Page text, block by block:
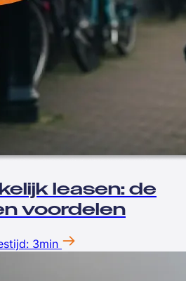
leasen: de
voordelen
3min